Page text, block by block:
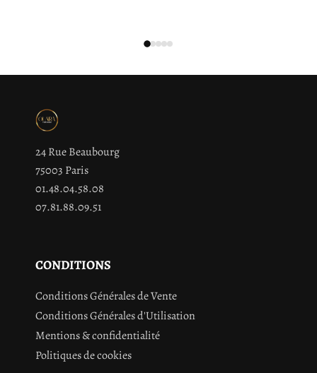
24 Rue Beaubourg
75003 Paris
01.48.04.58.08
07.81.88.09.51
CONDITIONS
Conditions Générales de Vente
Conditions Générales d'Utilisation
Mentions & confidentialité
Politiques de cookies